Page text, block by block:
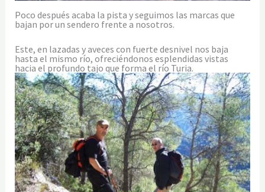
Poco después acaba la pista y seguimos las marcas que
bajan por un sendero frente a nosotros.
Este, en lazadas y aveces con fuerte desnivel nos baja
hasta el mismo río, ofreciéndonos esplendidas vistas
hacia el profundo tajo que forma el río Turia.